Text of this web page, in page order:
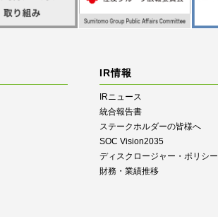
IR情報
IRニュース
統合報告書
ステークホルダーの皆様へ
SOC Vision2035
ディスクロージャー・ポリシー
財務・業績推移